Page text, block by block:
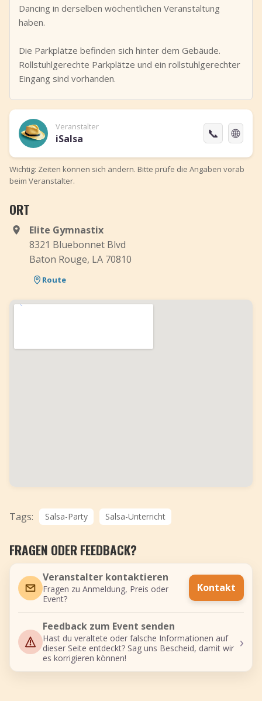
Dancing in derselben wöchentlichen Veranstaltung
haben.
Die Parkplätze befinden sich hinter dem Gebäude.
Rollstuhlgerechte Parkplätze und ein rollstuhlgerechter
Eingang sind vorhanden.
Veranstalter
iSalsa 📞 🌐
Wichtig: Zeiten können sich ändern. Bitte prüfe die Angaben vorab
beim Veranstalter.
ORT
Elite Gymnastix
8321 Bluebonnet Blvd
Baton Rouge, LA 70810
Route
Tags: Salsa-Party Salsa-Unterricht
FRAGEN ODER FEEDBACK?
Veranstalter kontaktieren
Fragen zu Anmeldung, Preis oder
Event?
Kontakt
Feedback zum Event senden
Hast du veraltete oder falsche Informationen auf
dieser Seite entdeckt? Sag uns Bescheid, damit wir
es korrigieren können!
›